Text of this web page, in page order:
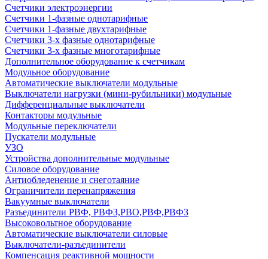
Счетчики электроэнергии
Счетчики 1-фазные однотарифные
Счетчики 1-фазные двухтарифные
Счетчики 3-х фазные однотарифные
Счетчики 3-х фазные многотарифные
Дополнительное оборудование к счетчикам
Модульное оборудование
Автоматические выключатели модульные
Выключатели нагрузки (мини-рубильники) модульные
Дифференциальные выключатели
Контакторы модульные
Модульные переключатели
Пускатели модульные
УЗО
Устройства дополнительные модульные
Силовое оборудование
Антиобледенение и снеготаяние
Ограничители перенапряжения
Вакуумные выключатели
Разъединители РВФ, РВФЗ,РВО,РВФ,РВФЗ
Высоковольтное оборудование
Автоматические выключатели cиловые
Выключатели-разъединители
Компенсация реактивной мощности